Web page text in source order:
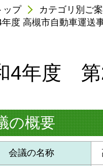
営
バ
ップ
カテゴリ別ご
度 高槻市自動車運送
4年度 第
の概要
会議の名称